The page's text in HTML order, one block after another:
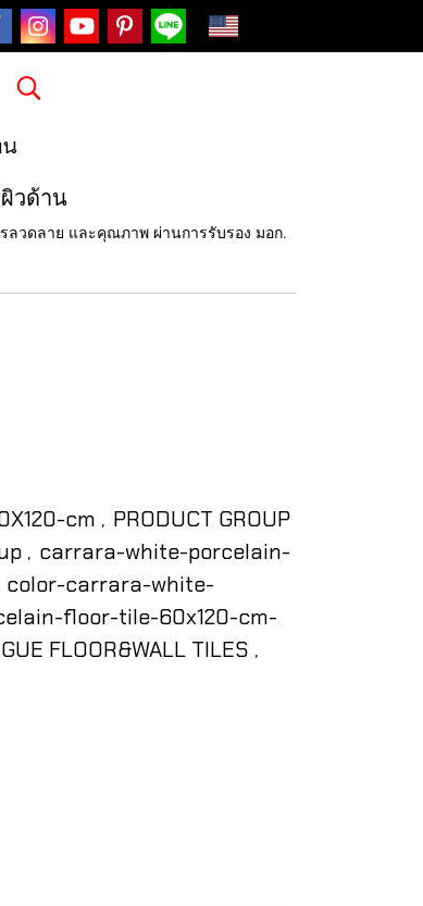
EN
น
วด้าน
ลวดลาย และคุณภาพ ผ่านการรับรอง มอก.
cm , PRODUCT GROUP
, carrara-white-porcelain-
color-carrara-white-
floor-tile-60x120-cm-
FLOOR&WALL TILES ,